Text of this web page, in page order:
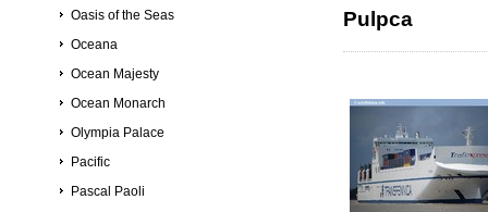
Oasis of the Seas
Oceana
Ocean Majesty
Ocean Monarch
Olympia Palace
Pacific
Pascal Paoli
Pulpca